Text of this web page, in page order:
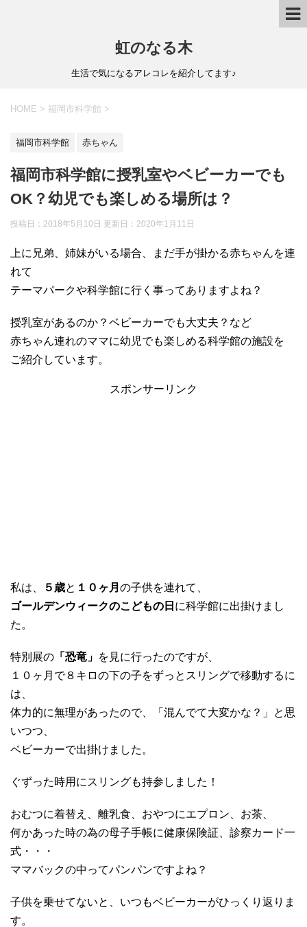
虹のなる木
生活で気になるアレコレを紹介してます♪
HOME > 福岡市科学館 >
福岡市科学館 赤ちゃん
福岡市科学館に授乳室やベビーカーでも
OK？幼児でも楽しめる場所は？
投稿日：2018年5月10日 更新日： 2020年1月11日
上に兄弟、姉妹がいる場合、まだ手が掛かる赤ちゃんを連
れて
テーマパークや科学館に行く事ってありますよね？
授乳室があるのか？ベビーカーでも大丈夫？など
赤ちゃん連れのママに幼児でも楽しめる科学館の施設を
ご紹介しています。
スポンサーリンク
私は、 ５歳と １０ヶ月 の子供を連れて、
ゴールデンウィークのこどもの日 に科学館に出掛けまし
た。
特別展の 「恐竜」 を見に行ったのですが、
１０ヶ月で８キロの下の子をずっとスリングで移動するに
は、
体力的に無理があったので、「混んでて大変かな？」と思
いつつ、
ベビーカーで出掛けました。
ぐずった時用にスリングも持参しました！
おむつに着替え、離乳食、おやつにエプロン、お茶、
何かあった時の為の母子手帳に健康保険証、診察カード一
式・・・
ママバックの中ってパンパンですよね？
子供を乗せてないと、いつもベビーカーがひっくり返りま
す。